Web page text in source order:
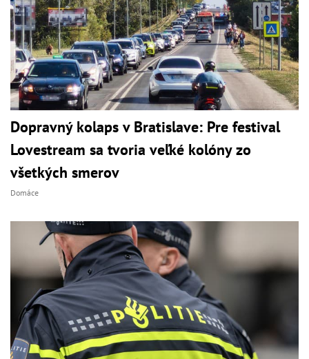
Dopravný kolaps v Bratislave: Pre festival
Lovestream sa tvoria veľké kolóny zo
všetkých smerov
Domáce